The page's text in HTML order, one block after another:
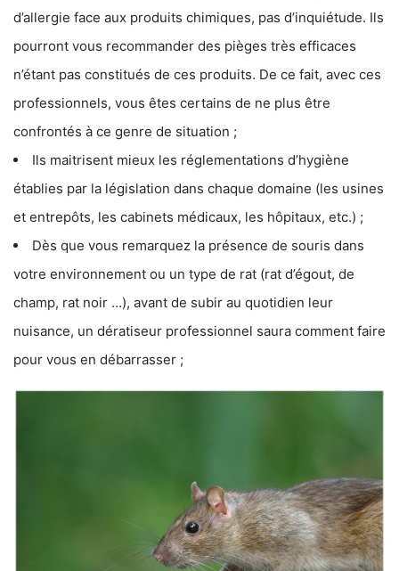
d’allergie face aux produits chimiques, pas d’inquiétude. Ils
pourront vous recommander des pièges très efficaces
n’étant pas constitués de ces produits. De ce fait, avec ces
professionnels, vous êtes certains de ne plus être
confrontés à ce genre de situation ;
Ils maitrisent mieux les réglementations d’hygiène
établies par la législation dans chaque domaine (les usines
et entrepôts, les cabinets médicaux, les hôpitaux, etc.) ;
Dès que vous remarquez la présence de souris dans
votre environnement ou un type de rat (rat d’égout, de
champ, rat noir …), avant de subir au quotidien leur
nuisance, un dératiseur professionnel saura comment faire
pour vous en débarrasser ;